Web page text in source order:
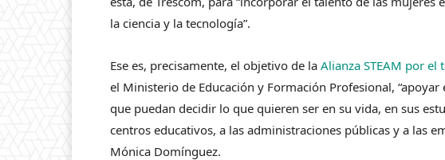
la ciencia y la tecnología”.
Ese es, precisamente, el objetivo de la Alianza STEAM por
el Ministerio de Educación y Formación Profesional,
que puedan decidir lo que quieren ser en su vida, en sus
centros educativos, a las administraciones públicas y a las
Mónica Domínguez.